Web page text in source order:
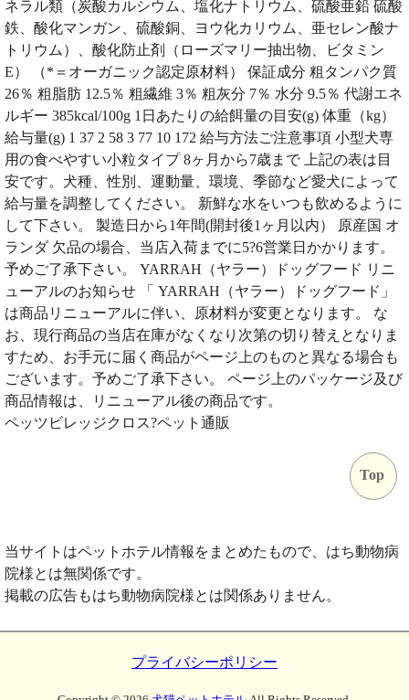
ネラル類（炭酸カルシウム、塩化ナトリウム、硫酸亜鉛 硫酸
鉄、酸化マンガン、硫酸銅、ヨウ化カリウム、亜セレン酸ナ
トリウム）、酸化防止剤（ローズマリー抽出物、ビタミン
E） （*＝オーガニック認定原材料） 保証成分 粗タンパク質
26％ 粗脂肪 12.5％ 粗繊維 3％ 粗灰分 7％ 水分 9.5％ 代謝エネ
ルギー 385kcal/100g 1日あたりの給餌量の目安(g) 体重（kg）
給与量(g) 1 37 2 58 3 77 10 172 給与方法ご注意事項 小型犬専
用の食べやすい小粒タイプ 8ヶ月から7歳まで 上記の表は目
安です。犬種、性別、運動量、環境、季節など愛犬によって
給与量を調整してください。 新鮮な水をいつも飲めるように
して下さい。 製造日から1年間(開封後1ヶ月以内） 原産国 オ
ランダ 欠品の場合、当店入荷までに5?6営業日かかります。
予めご了承下さい。 YARRAH（ヤラー）ドッグフード リニ
ューアルのお知らせ 「 YARRAH（ヤラー）ドッグフード」
は商品リニューアルに伴い、原材料が変更となります。 な
お、現行商品の当店在庫がなくなり次第の切り替えとなりま
すため、お手元に届く商品がページ上のものと異なる場合も
ございます。予めご了承下さい。 ページ上のパッケージ及び
商品情報は、リニューアル後の商品です。
ペッツビレッジクロス?ペット通販
Top
当サイトはペットホテル情報をまとめたもので、はち動物病
院様とは無関係です。
掲載の広告もはち動物病院様とは関係ありません。
プライバシーポリシー